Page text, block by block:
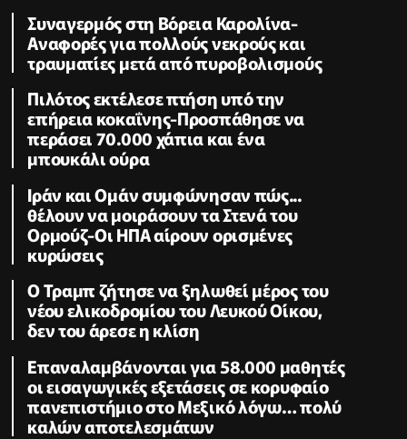
Συναγερμός στη Βόρεια Καρολίνα-
Αναφορές για πολλούς νεκρούς και
τραυματίες μετά από πυροβολισμούς
Πιλότος εκτέλεσε πτήση υπό την
επήρεια κοκαΐνης-Προσπάθησε να
περάσει 70.000 χάπια και ένα
μπουκάλι ούρα
Ιράν και Ομάν συμφώνησαν πώς...
θέλουν να μοιράσουν τα Στενά του
Ορμούζ-Οι ΗΠΑ αίρουν ορισμένες
κυρώσεις
Ο Τραμπ ζήτησε να ξηλωθεί μέρος του
νέου ελικοδρομίου του Λευκού Οίκου,
δεν του άρεσε η κλίση
Επαναλαμβάνονται για 58.000 μαθητές
οι εισαγωγικές εξετάσεις σε κορυφαίο
πανεπιστήμιο στο Μεξικό λόγω… πολύ
καλών αποτελεσμάτων